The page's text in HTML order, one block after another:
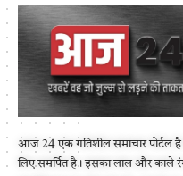
आज 24 एक गतिशील समाचार पोर्टल है
लिए समर्पित है। इसका लाल और काले